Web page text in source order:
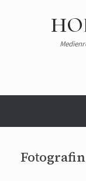
Fotografin